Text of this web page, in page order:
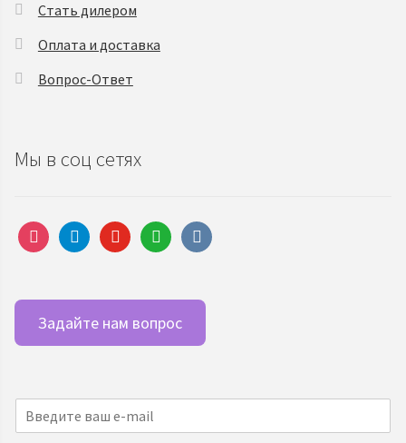
Стать дилером
Оплата и доставка
Вопрос-Ответ
Мы в соц сетях
instagramtelegramyoutubewhatsappvkontakte
Задайте нам вопрос